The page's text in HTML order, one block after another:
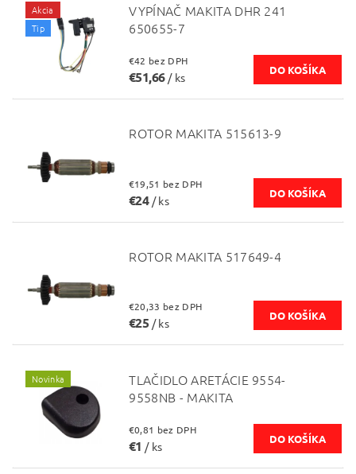
Akcia
Tip
VYPÍNAČ MAKITA DHR 241
650655-7
€42 bez DPH
€51,66/ ks
ROTOR MAKITA 515613-9
€19,51 bez DPH
€24 / ks
ROTOR MAKITA 517649-4
€20,33 bez DPH
€25 / ks
Novinka
TLAČIDLO ARETÁCIE 9554-
9558NB - MAKITA
€0,81 bez DPH
€1 / ks